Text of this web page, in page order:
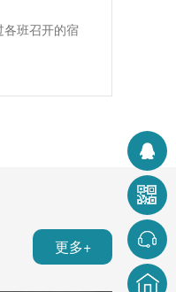
班召开的宿
更多+